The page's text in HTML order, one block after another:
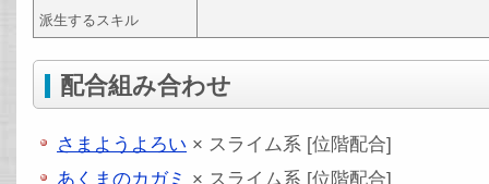
派生するスキル
配合組み合わせ
さまようよろい × スライム系 [位階配合]
あくまのカガミ × スライム系 [位階配合]